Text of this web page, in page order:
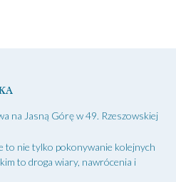
na Jasną Górę w 49. Rzeszowskiej
to nie tylko pokonywanie kolejnych
to droga wiary, nawrócenia i